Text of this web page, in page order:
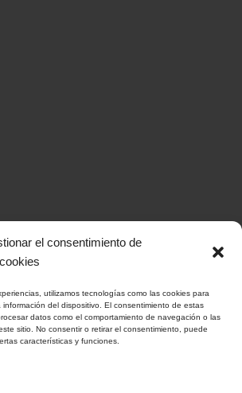
el consentimiento de
utilizamos tecnologías como las cookies para
del dispositivo. El consentimiento de estas
datos como el comportamiento de navegación o las
sitio. No consentir o retirar el consentimiento, puede
características y funciones.